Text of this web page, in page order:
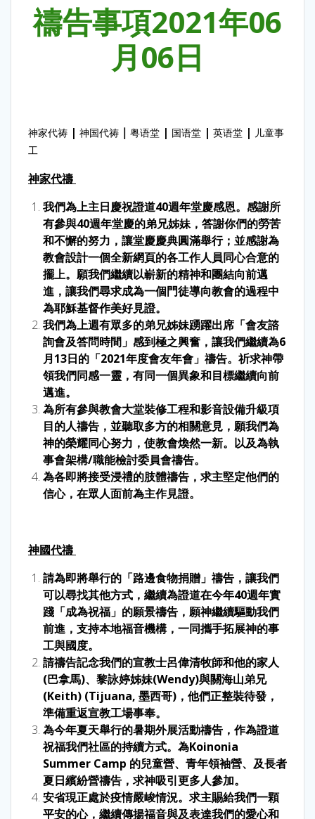
禱告事項2021年06
月06日
神家代祷 | 神国代祷 ｜ 粤语堂 | 国语堂 | 英语堂 | 儿童事
工
神家代禱
我們為上主日慶祝證道40週年堂慶感恩。感謝所
有參與40週年堂慶的弟兄姊妹，答謝你們的勞苦
和不懈的努力，讓堂慶慶典圓滿舉行；並感謝為
教會設計一個全新網頁的各工作人員同心合意的
擺上。願我們繼續以嶄新的精神和團結向前邁
進，讓我們尋求成為一個門徒導向教會的過程中
為耶穌基督作美好見證。
我們為上週有眾多的弟兄姊妹踴躍出席「會友諮
詢會及答問時間」感到極之興奮，讓我們繼續為6
月13日的「2021年度會友年會」禱告。祈求神帶
領我們同感一靈，有同一個異象和目標繼續向前
邁進。
為所有參與教會大堂裝修工程和影音設備升級項
目的人禱告，並聽取多方的相關意見，願我們為
神的榮耀同心努力，使教會煥然一新。以及為執
事會架構/職能檢討委員會禱告。
為各即將接受浸禮的肢體禱告，求主堅定他們的
信心，在眾人面前為主作見證。
神國代禱
請為即將舉行的「路邊食物捐贈」禱告，讓我們
可以尋找其他方式，繼續為證道在今年40週年實
踐「成為祝福」的願景禱告，願神繼續驅動我們
前進，支持本地福音機構，一同攜手拓展神的事
工與國度。
請禱告記念我們的宣教士呂偉清牧師和他的家人
(巴拿馬)、黎詠婷姊妹(Wendy)與關海山弟兄
(Keith) (Tijuana, 墨西哥)，他們正整裝待發，
準備重返宣教工場事奉。
為今年夏天舉行的暑期外展活動禱告，作為證道
祝福我們社區的持續方式。為Koinonia
Summer Camp 的兒童營、青年領袖營、及長者
夏日繽紛營禱告，求神吸引更多人參加。
安省現正處於疫情嚴峻情況。求主賜給我們一顆
平安的心，繼續傳揚福音與及表達我們的愛心和